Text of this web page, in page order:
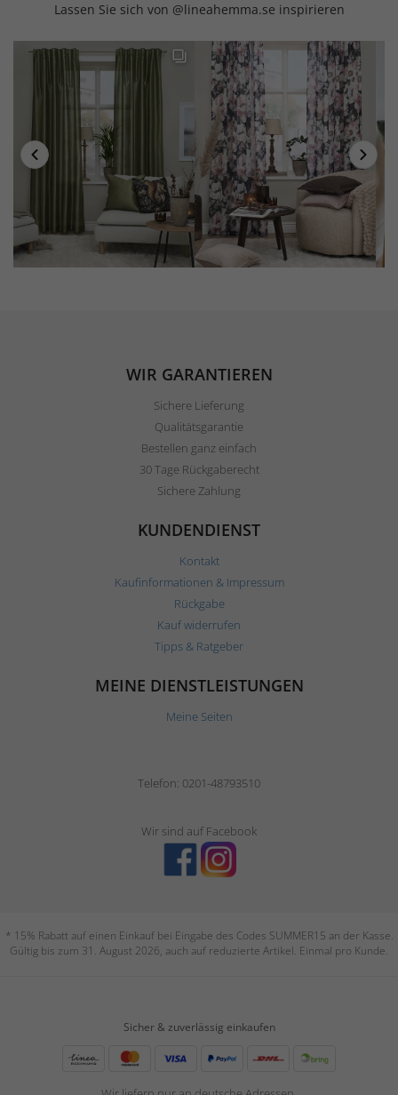
Lassen Sie sich von @lineahemma.se inspirieren
WIR GARANTIEREN
Sichere Lieferung
Qualitätsgarantie
Bestellen ganz einfach
30 Tage Rückgaberecht
Sichere Zahlung
KUNDENDIENST
Kontakt
Kaufinformationen & Impressum
Rückgabe
Kauf widerrufen
Tipps & Ratgeber
MEINE DIENSTLEISTUNGEN
Meine Seiten
Telefon: 0201-48793510
Wir sind auf Facebook
* 15% Rabatt auf einen Einkauf bei Eingabe des Codes SUMMER15 an der Kasse.
Gültig bis zum 31. August 2026, auch auf reduzierte Artikel. Einmal pro Kunde.
Sicher & zuverlässig einkaufen